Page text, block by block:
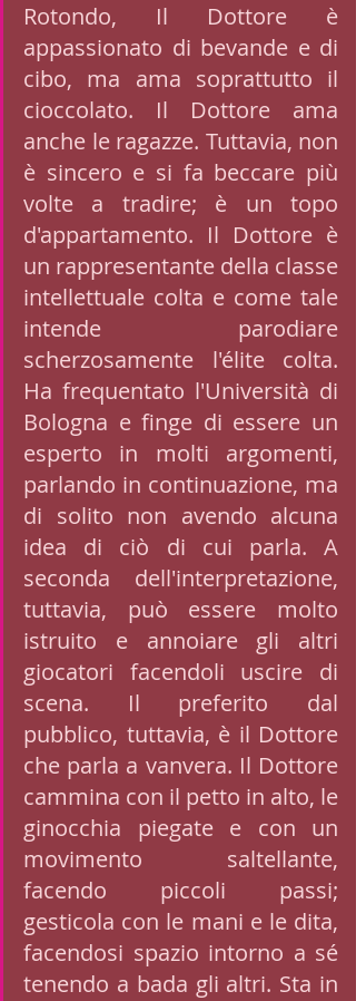
Rotondo, Il Dottore è
appassionato di bevande e di
cibo, ma ama soprattutto il
cioccolato. Il Dottore ama
anche le ragazze. Tuttavia, non
è sincero e si fa beccare più
volte a tradire; è un topo
d'appartamento. Il Dottore è
un rappresentante della classe
intellettuale colta e come tale
intende parodiare
scherzosamente l'élite colta.
Ha frequentato l'Università di
Bologna e finge di essere un
esperto in molti argomenti,
parlando in continuazione, ma
di solito non avendo alcuna
idea di ciò di cui parla. A
seconda dell'interpretazione,
tuttavia, può essere molto
istruito e annoiare gli altri
giocatori facendoli uscire di
scena. Il preferito dal
pubblico, tuttavia, è il Dottore
che parla a vanvera. Il Dottore
cammina con il petto in alto, le
ginocchia piegate e con un
movimento saltellante,
facendo piccoli passi;
gesticola con le mani e le dita,
facendosi spazio intorno a sé
tenendo a bada gli altri. Sta in